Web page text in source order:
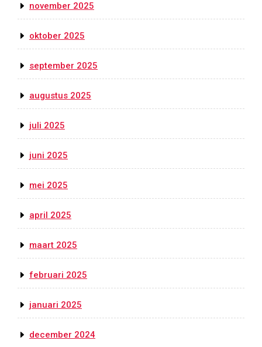
november 2025
oktober 2025
september 2025
augustus 2025
juli 2025
juni 2025
mei 2025
april 2025
maart 2025
februari 2025
januari 2025
december 2024